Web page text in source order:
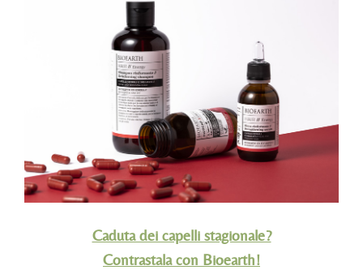
Caduta dei capelli stagionale?
Contrastala con Bioearth!